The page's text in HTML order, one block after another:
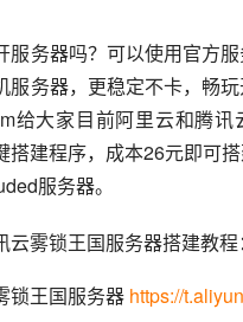
服务器吗？可以使用官方
服务器，更稳定不卡，畅
给大家目前阿里云和腾讯
搭建程序，成本26元即可
服务器。
云雾锁王国服务器搭建教程：
锁王国服务器 https://